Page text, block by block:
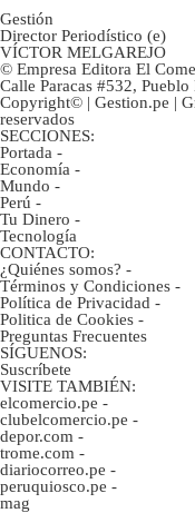
Gestión
Director Periodístico (e)
VÍCTOR MELGAREJO
© Empresa Editora El
Calle Paracas #532,
Copyright© | Gestion.pe |
reservados
SECCIONES:
Portada -
Economía -
Mundo -
Perú -
Tu Dinero -
Tecnología
CONTACTO:
¿Quiénes somos? -
Términos y Condiciones -
Política de Privacidad -
Politica de Cookies -
Preguntas Frecuentes
SÍGUENOS:
Suscríbete
VISITE TAMBIÉN:
elcomercio.pe -
clubelcomercio.pe -
depor.com -
trome.com -
diariocorreo.pe -
peruquiosco.pe -
mag